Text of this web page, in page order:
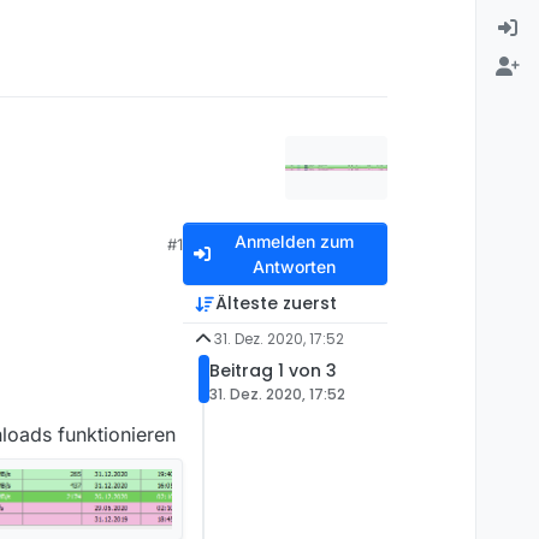
#1
funktionieren
Anmelden zum
Antworten
Älteste zuerst
31. Dez. 2020, 17:52
Beitrag 1 von 3
31. Dez. 2020, 17:52